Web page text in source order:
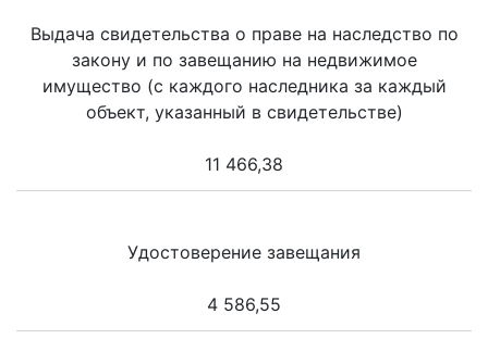
Выдача свидетельства о праве на наследство по
закону и по завещанию на недвижимое
имущество (с каждого наследника за каждый
объект, указанный в свидетельстве)
11 466,38
Удостоверение завещания
4 586,55